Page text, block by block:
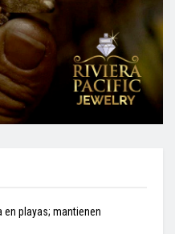
playas; mantienen